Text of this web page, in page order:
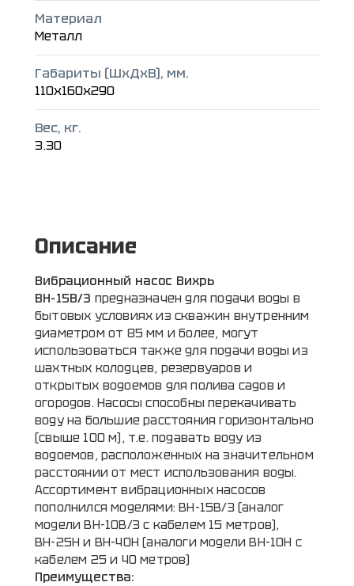
Материал
Металл
Габариты (ШxДxВ), мм.
110x160x290
Вес, кг.
3.30
Описание
Вибрационный насос Вихрь
ВН-15В/3 предназначен для подачи воды в
бытовых условиях из скважин внутренним
диаметром от 85 мм и более, могут
использоваться также для подачи воды из
шахтных колодцев, резервуаров и
открытых водоемов для полива садов и
огородов. Насосы способны перекачивать
воду на большие расстояния горизонтально
(свыше 100 м), т.е. подавать воду из
водоемов, расположенных на значительном
расстоянии от мест использования воды.
Ассортимент вибрационных насосов
пополнился моделями: ВН-15В/3 (аналог
модели ВН-10В/3 с кабелем 15 метров),
ВН-25Н и ВН-40Н (аналоги модели ВН-10Н с
кабелем 25 и 40 метров)
Преимущества: